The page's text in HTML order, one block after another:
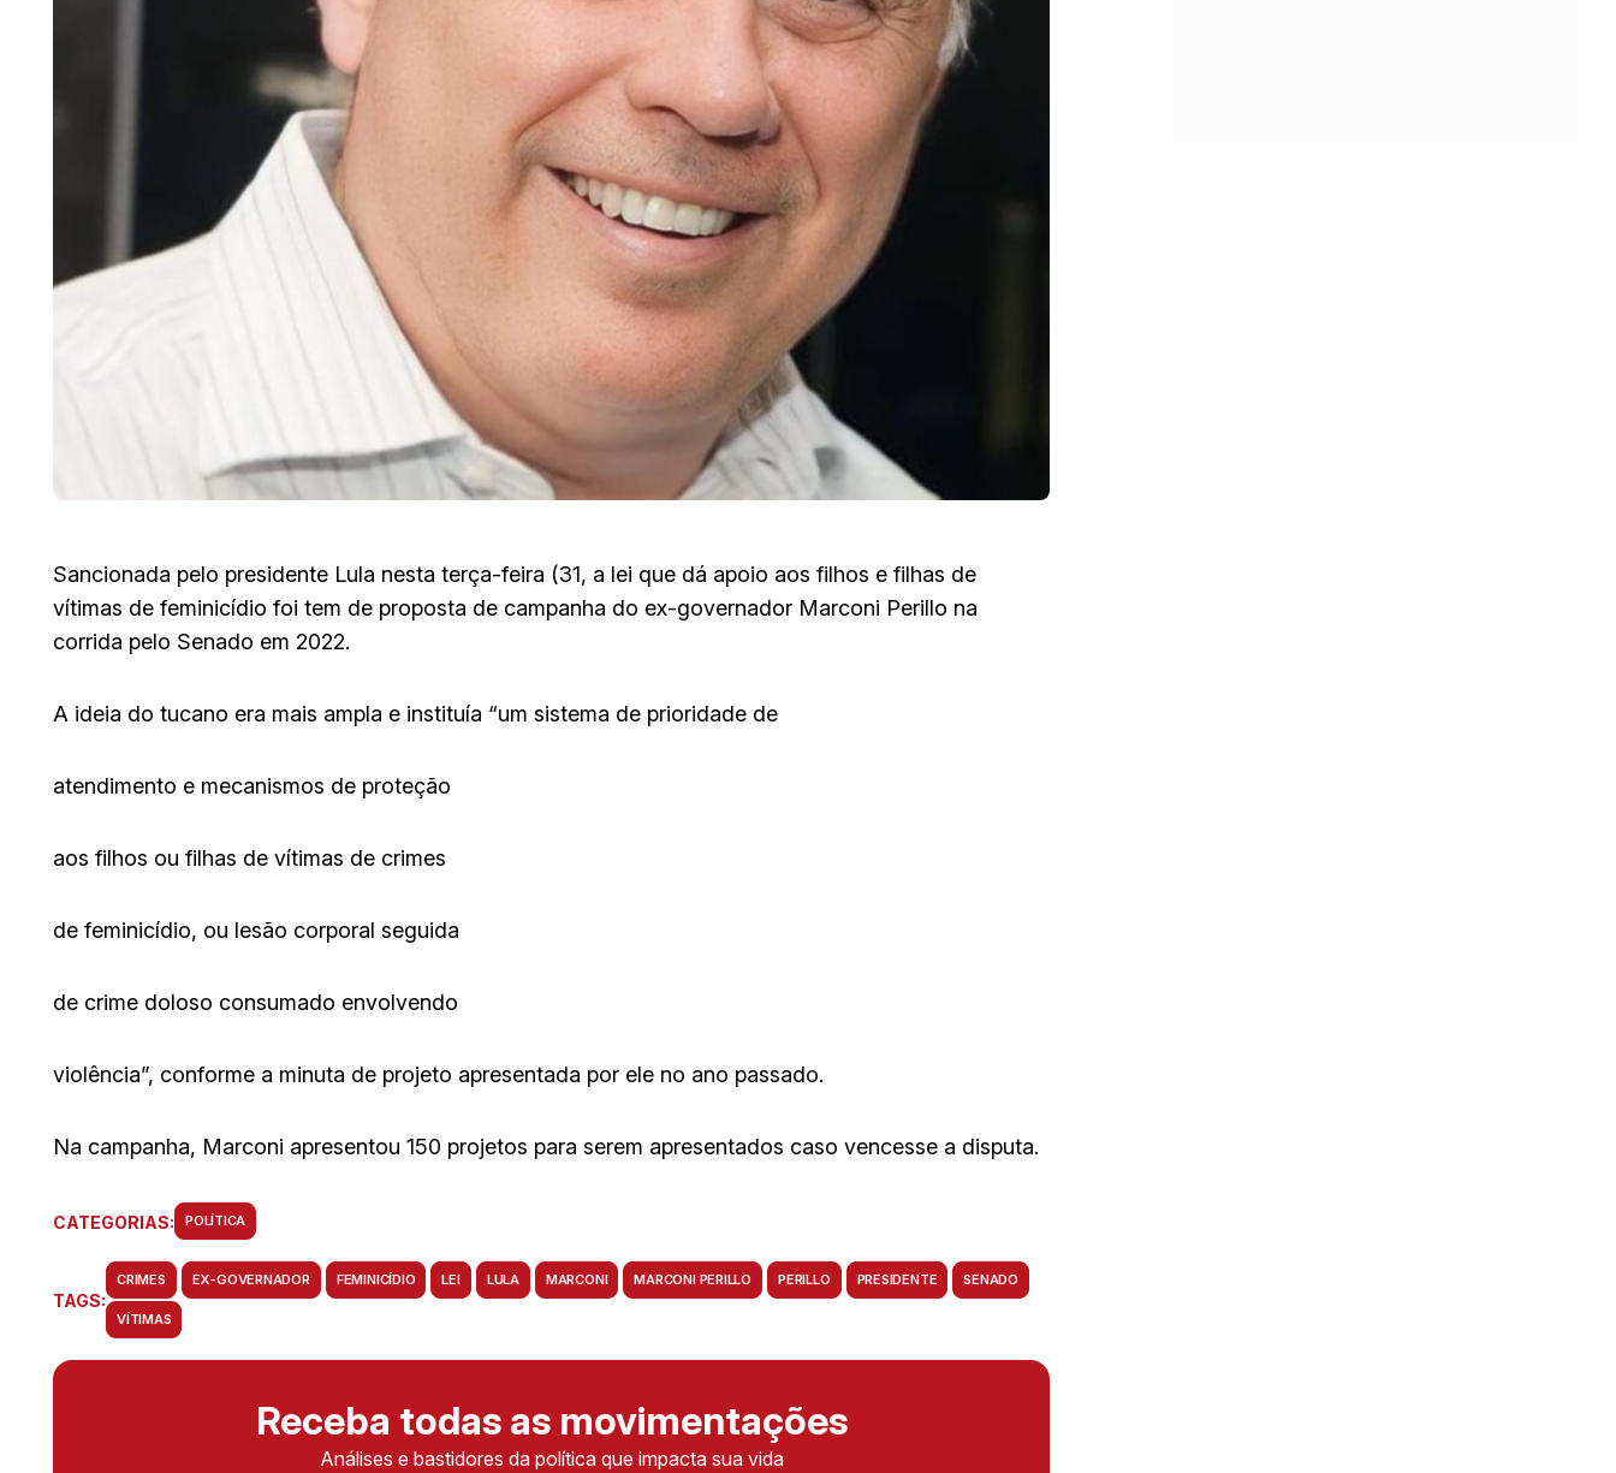
Sancionada pelo presidente Lula nesta terça-feira (31, a lei que dá apoio aos filhos e filhas de
vítimas de feminicídio foi tem de proposta de campanha do ex-governador Marconi Perillo na
corrida pelo Senado em 2022.
A ideia do tucano era mais ampla e instituía “um sistema de prioridade de
atendimento e mecanismos de proteção
aos filhos ou filhas de vítimas de crimes
de feminicídio, ou lesão corporal seguida
de crime doloso consumado envolvendo
violência”, conforme a minuta de projeto apresentada por ele no ano passado.
Na campanha, Marconi apresentou 150 projetos para serem apresentados caso vencesse a disputa.
CATEGORIAS: POLÍTICA
TAGS:
CRIMES EX-GOVERNADOR FEMINICÍDIO LEI LULA MARCONI MARCONI PERILLO PERILLO PRESIDENTE SENADO
VÍTIMAS
Receba todas as movimentações
Análises e bastidores da política que impacta sua vida